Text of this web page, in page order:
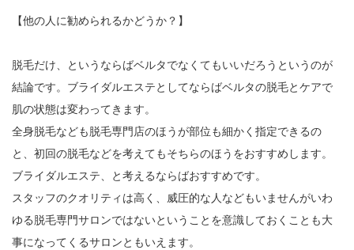
【他の人に勧められるかどうか？】
脱毛だけ、というならばベルタでなくてもいいだろうというのが
結論です。ブライダルエステとしてならばベルタの脱毛とケアで
肌の状態は変わってきます。
全身脱毛なども脱毛専門店のほうが部位も細かく指定できるの
と、初回の脱毛などを考えてもそちらのほうをおすすめします。
ブライダルエステ、と考えるならばおすすめです。
スタッフのクオリティは高く、威圧的な人などもいませんがいわ
ゆる脱毛専門サロンではないということを意識しておくことも大
事になってくるサロンともいえます。